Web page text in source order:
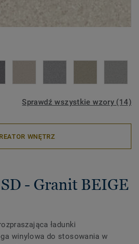
Sprawdź wszystkie wzory (14)
WNĘTRZ
- Granit BEIGE
ładunki
winylowa do stosowania w